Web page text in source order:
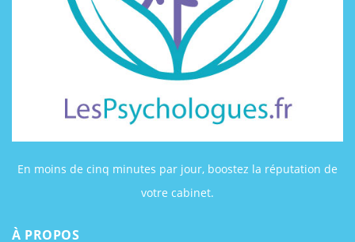
En moins de cinq minutes par jour, boostez la réputation de
votre cabinet.
À PROPOS